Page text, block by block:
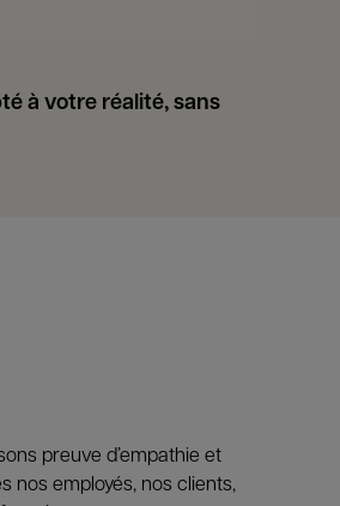
à votre réalité, sans
preuve d’empathie et
nos employés, nos clients,